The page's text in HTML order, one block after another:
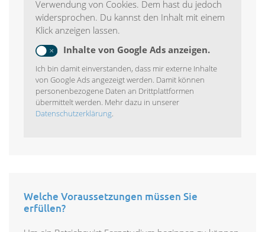
Verwendung von Cookies. Dem hast du jedoch
widersprochen. Du kannst den Inhalt mit einem
Klick anzeigen lassen.
Inhalte von Google Ads anzeigen.
Ich bin damit einverstanden, dass mir externe Inhalte
von Google Ads angezeigt werden. Damit können
personenbezogene Daten an Drittplattformen
übermittelt werden. Mehr dazu in unserer
Datenschutzerklärung.
Welche Voraussetzungen müssen Sie
erfüllen?